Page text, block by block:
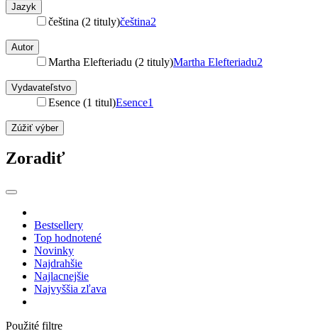
Jazyk
čeština (2 tituly)čeština2
Autor
Martha Elefteriadu (2 tituly)Martha Elefteriadu2
Vydavateľstvo
Esence (1 titul)Esence1
Zúžiť výber
Zoradiť
Bestsellery
Top hodnotené
Novinky
Najdrahšie
Najlacnejšie
Najvyššia zľava
Použité filtre